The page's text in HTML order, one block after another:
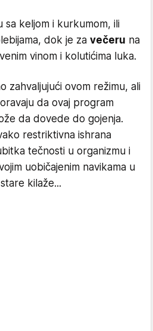
sa keljom i kurkumom, ili
dok je za večeru na
vinom i kolutićima luka.
zahvaljujući ovom režimu, ali
da ovaj program
da dovede do gojenja.
restriktivna ishrana
tečnosti u organizmu i
uobičajenim navikama u
kilaže...